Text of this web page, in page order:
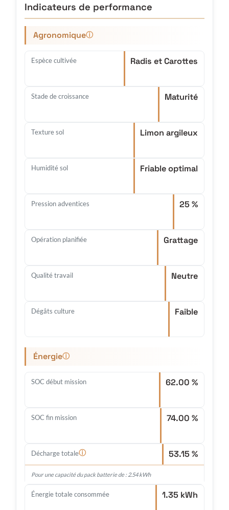
Indicateurs de performance
Agronomiqueⓘ
Espèce cultivée Radis et Carottes
Stade de croissance Maturité
Texture sol Limon argileux
Humidité sol Friable optimal
Pression adventices 25 %
Opération planifiée Grattage
Qualité travail Neutre
Dégâts culture Faible
Énergieⓘ
SOC début mission 62.00 %
SOC fin mission 74.00 %
Décharge totaleⓘ 53.15 %
Pour une capacité du pack batterie de : 2.54 kWh
Énergie totale consommée 1.35 kWh